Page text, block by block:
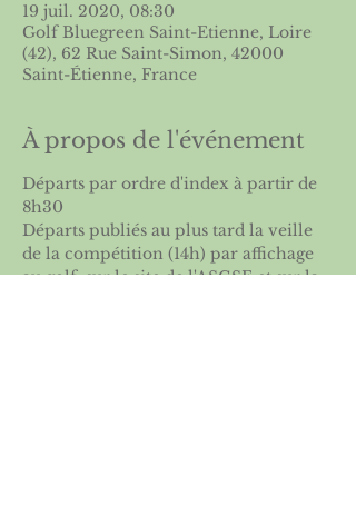
19 juil. 2020, 08:30
Golf Bluegreen Saint-Etienne, Loire
(42), 62 Rue Saint-Simon, 42000
Saint-Étienne, France
À propos de l'événement
Départs par ordre d'index à partir de
8h30
Départs publiés au plus tard la veille
de la compétition (14h) par affichage
au golf, sur le site de l'ASGSE et sur la